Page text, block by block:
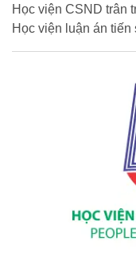
Học viện CSND trân
Học viện luận án tiến